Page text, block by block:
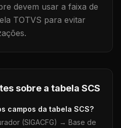
devem usar a faixa de
TOTVS para evitar
sobre a tabela SCS
campos da tabela SCS?
(SIGACFG) → Base de